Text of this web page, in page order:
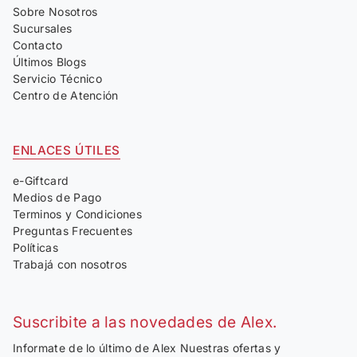
Sobre Nosotros
Sucursales
Contacto
Últimos Blogs
Servicio Técnico
Centro de Atención
ENLACES ÚTILES
e-Giftcard
Medios de Pago
Terminos y Condiciones
Preguntas Frecuentes
Políticas
Trabajá con nosotros
Suscribite a las novedades de Alex.
Informate de lo último de Alex Nuestras ofertas y